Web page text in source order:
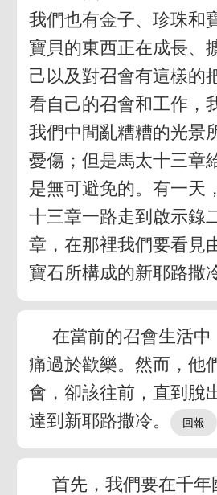
我們也有金子、珍珠和
寶貝的東西正在成長、
己以及對召會有這樣的
看自己的召會和工作，
我們中間亂糟糟的光景
憂傷；但是馬太十三章
是無可避免的。有一天
十三章一路走到啟示錄
章，在那裡我們要看見
寶石所構成的新耶路撒
在當前的召會生活
痛過於歡樂。然而，他
會，卻該往前，直到脫
達到新耶路撒冷。
首先，我們要在千